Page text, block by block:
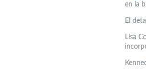
en la
El
Lisa